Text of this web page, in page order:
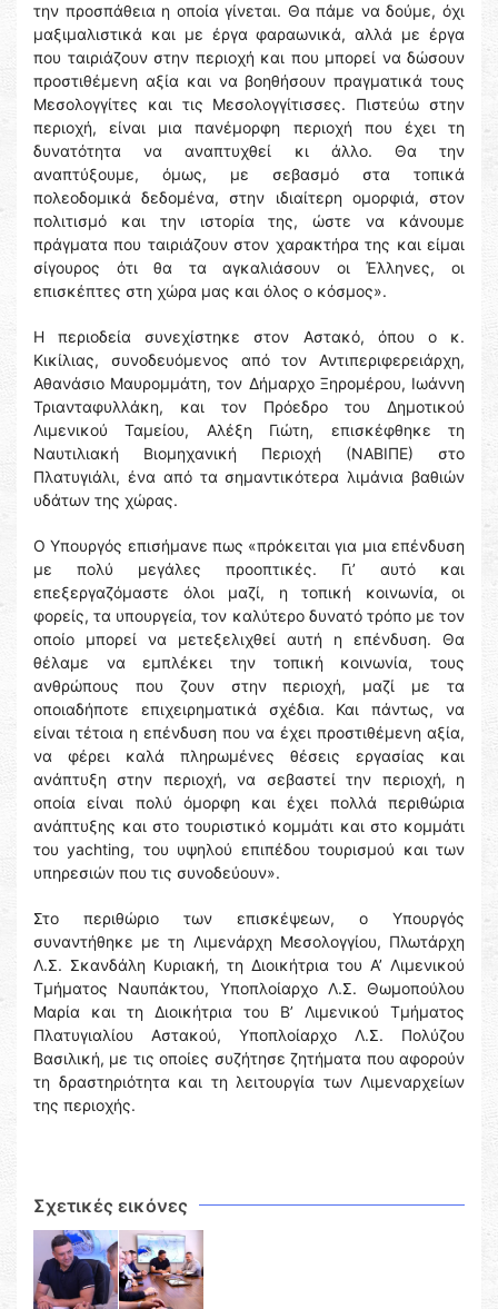
την προσπάθεια η οποία γίνεται. Θα πάμε να δούμε, όχι
μαξιμαλιστικά και με έργα φαραωνικά, αλλά με έργα
που ταιριάζουν στην περιοχή και που μπορεί να δώσουν
προστιθέμενη αξία και να βοηθήσουν πραγματικά τους
Μεσολογγίτες και τις Μεσολογγίτισσες. Πιστεύω στην
περιοχή, είναι μια πανέμορφη περιοχή που έχει τη
δυνατότητα να αναπτυχθεί κι άλλο. Θα την
αναπτύξουμε, όμως, με σεβασμό στα τοπικά
πολεοδομικά δεδομένα, στην ιδιαίτερη ομορφιά, στον
πολιτισμό και την ιστορία της, ώστε να κάνουμε
πράγματα που ταιριάζουν στον χαρακτήρα της και είμαι
σίγουρος ότι θα τα αγκαλιάσουν οι Έλληνες, οι
επισκέπτες στη χώρα μας και όλος ο κόσμος».
Η περιοδεία συνεχίστηκε στον Αστακό, όπου ο κ.
Κικίλιας, συνοδευόμενος από τον Αντιπεριφερειάρχη,
Αθανάσιο Μαυρομμάτη, τον Δήμαρχο Ξηρομέρου, Ιωάννη
Τριανταφυλλάκη, και τον Πρόεδρο του Δημοτικού
Λιμενικού Ταμείου, Αλέξη Γιώτη, επισκέφθηκε τη
Ναυτιλιακή Βιομηχανική Περιοχή (ΝΑΒΙΠΕ) στο
Πλατυγιάλι, ένα από τα σημαντικότερα λιμάνια βαθιών
υδάτων της χώρας.
Ο Υπουργός επισήμανε πως «πρόκειται για μια επένδυση
με πολύ μεγάλες προοπτικές. Γι’ αυτό και
επεξεργαζόμαστε όλοι μαζί, η τοπική κοινωνία, οι
φορείς, τα υπουργεία, τον καλύτερο δυνατό τρόπο με τον
οποίο μπορεί να μετεξελιχθεί αυτή η επένδυση. Θα
θέλαμε να εμπλέκει την τοπική κοινωνία, τους
ανθρώπους που ζουν στην περιοχή, μαζί με τα
οποιαδήποτε επιχειρηματικά σχέδια. Και πάντως, να
είναι τέτοια η επένδυση που να έχει προστιθέμενη αξία,
να φέρει καλά πληρωμένες θέσεις εργασίας και
ανάπτυξη στην περιοχή, να σεβαστεί την περιοχή, η
οποία είναι πολύ όμορφη και έχει πολλά περιθώρια
ανάπτυξης και στο τουριστικό κομμάτι και στο κομμάτι
του yachting, του υψηλού επιπέδου τουρισμού και των
υπηρεσιών που τις συνοδεύουν».
Στο περιθώριο των επισκέψεων, ο Υπουργός
συναντήθηκε με τη Λιμενάρχη Μεσολογγίου, Πλωτάρχη
Λ.Σ. Σκανδάλη Κυριακή, τη Διοικήτρια του Α’ Λιμενικού
Τμήματος Ναυπάκτου, Υποπλοίαρχο Λ.Σ. Θωμοπούλου
Μαρία και τη Διοικήτρια του Β’ Λιμενικού Τμήματος
Πλατυγιαλίου Αστακού, Υποπλοίαρχο Λ.Σ. Πολύζου
Βασιλική, με τις οποίες συζήτησε ζητήματα που αφορούν
τη δραστηριότητα και τη λειτουργία των Λιμεναρχείων
της περιοχής.
Σχετικές εικόνες